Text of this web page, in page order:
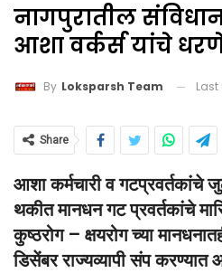
नागपुरातील
आशा वर्कर्स यांचे
By Loksparsh Team
Share
आशा कर्मचारी व गटप्रवर्तकांचे
थकीत मानधन गट प्रवर्तकांचे
कुष्ठरोग – क्षयरोग च्या
डिसेंबर राज्यव्यापी संप करण्यात